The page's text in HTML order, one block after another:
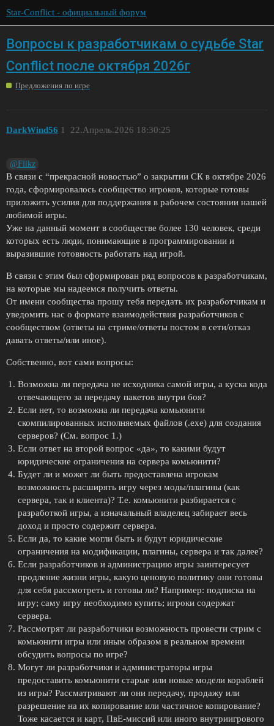
Star-Conflict - официальный форум
Вопросы к разработчикам о судьбе Star
Conflict после октября 2026г
Предложения по игре
DarkWind56 22.Апрель.2026 18:30:25
1
@Flikz
В связи с “прекрасной новостью” о закрытии СК в октябре 2026
года, сформировалось сообщество игроков, которые готовы
приложить усилия для поддержания в рабочем состоянии нашей
любимой игры.
Уже на данный момент в сообществе более 130 человек, среди
которых есть люди, понимающие в программировании и
выразившие готовность работать над игрой.
В связи с этим был сформирован ряд вопросов к разработчикам,
на которые мы надеемся получить ответы.
От имени сообщества прошу тебя передать их разработчикам и
уведомить нас о формате взаимодействия разработчиков с
сообществом (ответы на стриме/ответы постом в сети/отказ
давать ответы/или иное).
Собственно, вот сами вопросы:
Возможна ли передача не исходника самой игры, а куска кода
отвечающего за передачу пакетов внутри боя?
Если нет, то возможна ли передача комьюнити
скомпилированных исполняемых файлов (.exe) для создания
серверов? (См. вопрос 1.)
Если ответ на второй вопрос «да», то какими будут
юридические ограничения на сервера комьюнити?
Будет ли и может ли быть предоставлена игрокам
возможность расширять игру через моды/плагины (как
сервера, так и клиента)? Т.е. комьюнити разбирается с
разработкой игры, а изначальный владелец забирает весь
доход и просто содержит сервера.
Если да, то какие могли быть и будут юридические
ограничения на модификации, плагины, сервера и так далее?
Если разработчиков и администрацию игры заинтересует
продление жизни игры, какую ценовую политику они готовы
для себя рассмотреть и готовы ли? Например: подписка на
игру; саму игру необходимо купить; игроки содержат
сервера.
Рассмотрят ли разработчики возможность провести стрим с
комьюнити игры или иным образом в реальном времени
обсудить вопросы по игре?
Могут ли разработчики и администраторы игры
предоставить комьюнити старые или новые модели кораблей
из игры? Рассматривают ли они передачу, продажу или
разрешение на их копирование или частичное копирование?
Тоже касается и карт, ПвЕ-миссий или иного внутриигрового